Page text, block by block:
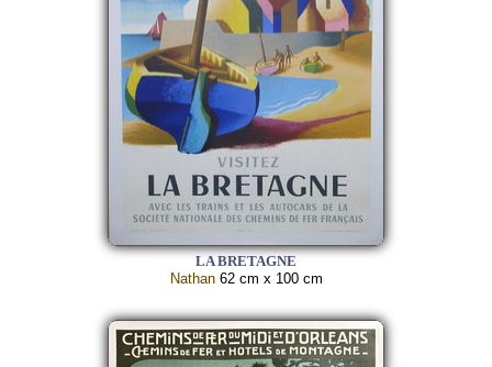
LA BRETAGNE
Nathan62 cm x 100 cm